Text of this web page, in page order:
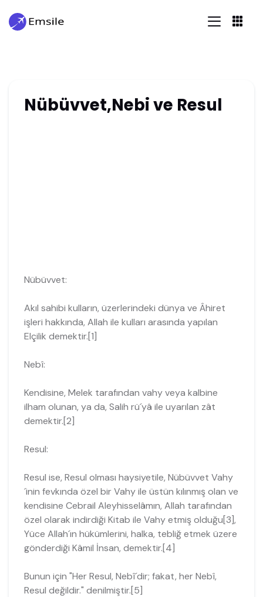
Nübüvvet,Nebi ve Resul
Nübüvvet:
Akıl sahibi kulların, üzerlerindeki dünya ve Âhiret
işleri hakkın­da, Allah ile kulları arasında yapılan
Elçilik demektir.[1]
Nebî:
Kendisine, Melek tarafından vahy veya kalbine
ilham olunan, ya da, Salih rü´yâ ile uyarılan zât
demektir.[2]
Resul:
Resul ise, Resul olması haysiyetile, Nübüvvet Vahy
´inin fevkında özel bir Vahy ile üstün kılınmış olan ve
kendisine Cebrail Aleyhisselâmın, Allah tarafın­dan
özel olarak indirdiği Kitab ile Vahy etmiş olduğu[3],
Yüce Allah´ın hükümleri­ni, halka, tebliğ etmek üzere
gönderdiği Kâmil İnsan, demektir.[4]
Bunun için "Her Resul, Nebî´dir; fakat, her Nebî,
Resul değildir." denilmiştir.[5]